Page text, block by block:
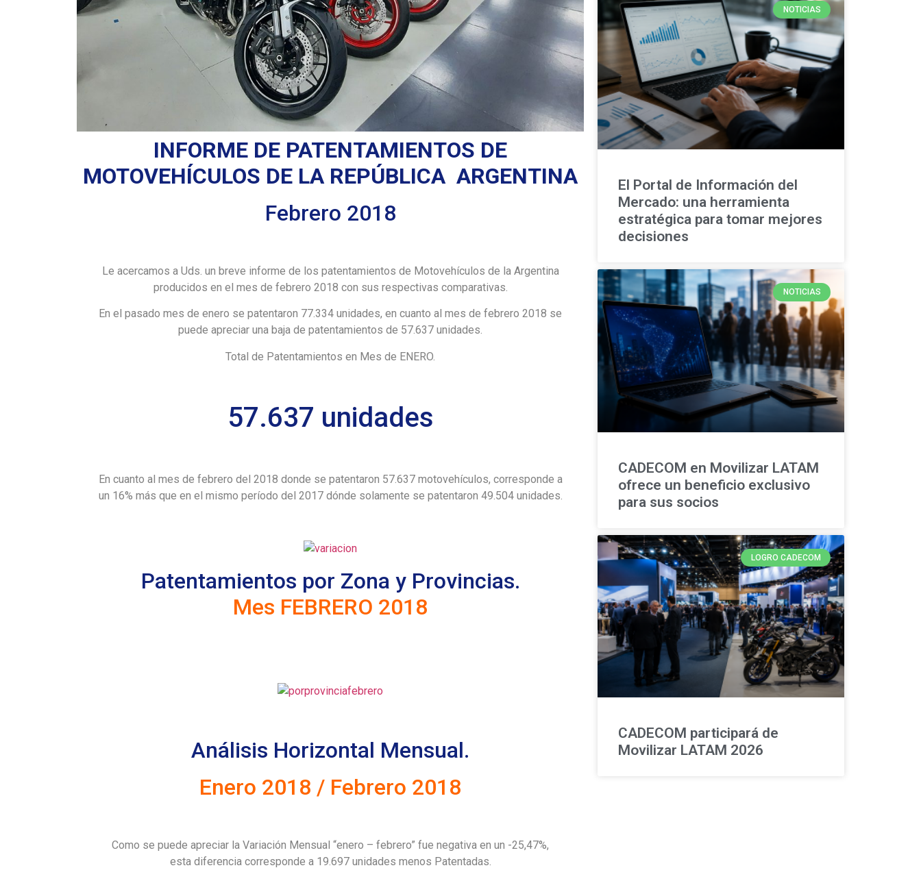
INFORME DE PATENTAMIENTOS DE
MOTOVEHÍCULOS DE LA REPÚBLICA ARGENTINA
Febrero 2018
Le acercamos a Uds. un breve informe de los patentamientos de Motovehículos de la Argentina
producidos en el mes de febrero 2018 con sus respectivas comparativas.
En el pasado mes de enero se patentaron 77.334 unidades, en cuanto al mes de febrero 2018 se
puede apreciar una baja de patentamientos de 57.637 unidades.
Total de Patentamientos en Mes de ENERO.
57.637 unidades
En cuanto al mes de febrero del 2018 donde se patentaron 57.637 motovehículos, corresponde a
un 16% más que en el mismo período del 2017 dónde solamente se patentaron 49.504 unidades.
Patentamientos por Zona y Provincias.
Mes FEBRERO 2018
Análisis Horizontal Mensual.
Enero 2018 / Febrero 2018
Como se puede apreciar la Variación Mensual “enero – febrero” fue negativa en un -25,47%,
esta diferencia corresponde a 19.697 unidades menos Patentadas.
NOTICIAS
El Portal de Información del
Mercado: una herramienta
estratégica para tomar mejores
decisiones
NOTICIAS
CADECOM en Movilizar LATAM
ofrece un beneficio exclusivo
para sus socios
LOGRO CADECOM
CADECOM participará de
Movilizar LATAM 2026